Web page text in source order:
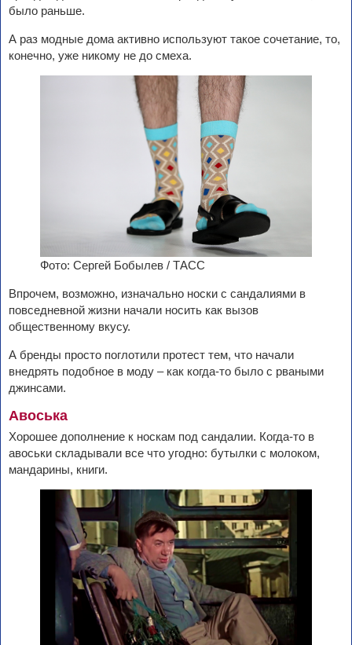
было раньше.
А раз модные дома активно используют такое сочетание, то,
конечно, уже никому не до смеха.
Фото: Сергей Бобылев / ТАСС
Впрочем, возможно, изначально носки с сандалиями в
повседневной жизни начали носить как вызов
общественному вкусу.
А бренды просто поглотили протест тем, что начали
внедрять подобное в моду – как когда-то было с рваными
джинсами.
Авоська
Хорошее дополнение к носкам под сандалии. Когда-то в
авоськи складывали все что угодно: бутылки с молоком,
мандарины, книги.